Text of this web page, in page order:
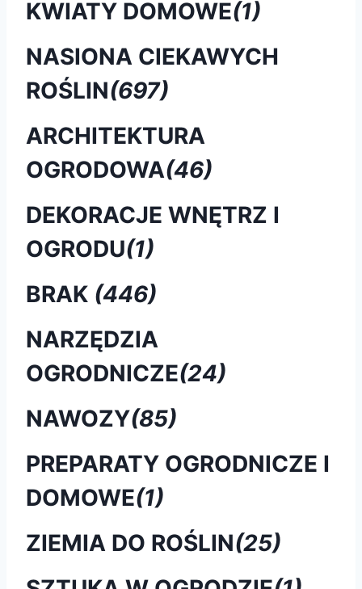
KWIATY DOMOWE(1)
NASIONA CIEKAWYCH
ROŚLIN(697)
ARCHITEKTURA
OGRODOWA(46)
DEKORACJE WNĘTRZ I
OGRODU(1)
BRAK (446)
NARZĘDZIA
OGRODNICZE(24)
NAWOZY(85)
PREPARATY OGRODNICZE I
DOMOWE(1)
ZIEMIA DO ROŚLIN(25)